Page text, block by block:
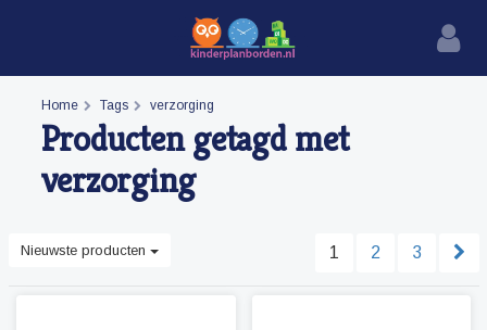
Home Tags verzorging
Producten getagd met
verzorging
Nieuwste producten 1 2 3